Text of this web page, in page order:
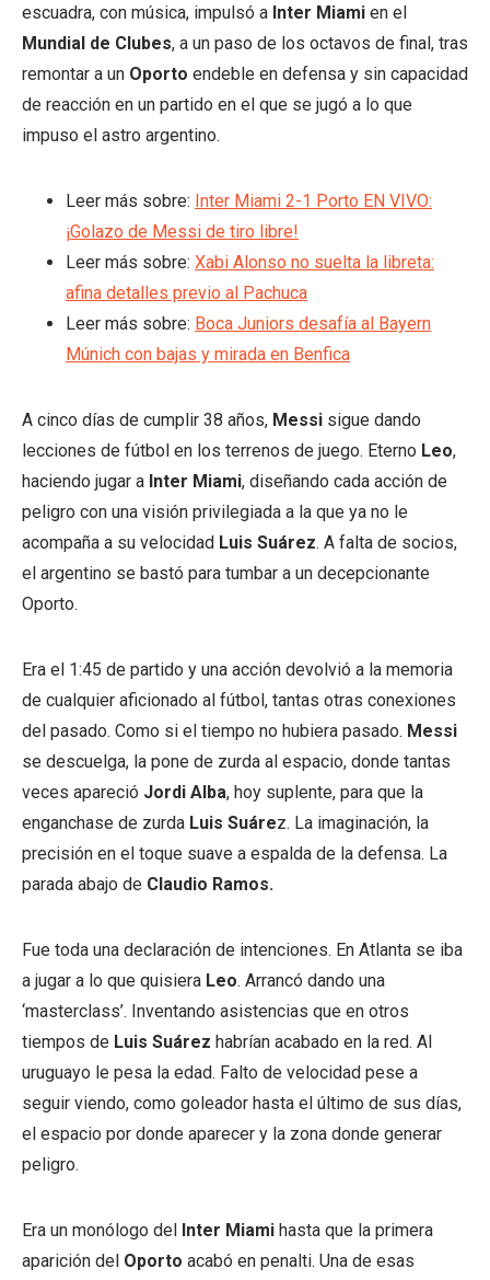
escuadra, con música, impulsó a Inter Miami en el
Mundial de Clubes, a un paso de los octavos de final, tras
remontar a un Oporto endeble en defensa y sin capacidad
de reacción en un partido en el que se jugó a lo que
impuso el astro argentino.
Leer más sobre: Inter Miami 2-1 Porto EN VIVO:
¡Golazo de Messi de tiro libre!
Leer más sobre: Xabi Alonso no suelta la libreta:
afina detalles previo al Pachuca
Leer más sobre: Boca Juniors desafía al Bayern
Múnich con bajas y mirada en Benfica
A cinco días de cumplir 38 años, Messi sigue dando
lecciones de fútbol en los terrenos de juego. Eterno Leo,
haciendo jugar a Inter Miami, diseñando cada acción de
peligro con una visión privilegiada a la que ya no le
acompaña a su velocidad Luis Suárez. A falta de socios,
el argentino se bastó para tumbar a un decepcionante
Oporto.
Era el 1:45 de partido y una acción devolvió a la memoria
de cualquier aficionado al fútbol, tantas otras conexiones
del pasado. Como si el tiempo no hubiera pasado. Messi
se descuelga, la pone de zurda al espacio, donde tantas
veces apareció Jordi Alba, hoy suplente, para que la
enganchase de zurda Luis Suárez. La imaginación, la
precisión en el toque suave a espalda de la defensa. La
parada abajo de Claudio Ramos.
Fue toda una declaración de intenciones. En Atlanta se iba
a jugar a lo que quisiera Leo. Arrancó dando una
‘masterclass’. Inventando asistencias que en otros
tiempos de Luis Suárez habrían acabado en la red. Al
uruguayo le pesa la edad. Falto de velocidad pese a
seguir viendo, como goleador hasta el último de sus días,
el espacio por donde aparecer y la zona donde generar
peligro.
Era un monólogo del Inter Miami hasta que la primera
aparición del Oporto acabó en penalti. Una de esas